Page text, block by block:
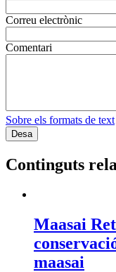
Correu electrònic
Comentari
Sobre els formats de text
Continguts
Maasai
maasai